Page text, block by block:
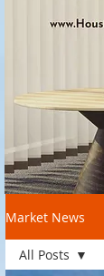
Market News
All Posts